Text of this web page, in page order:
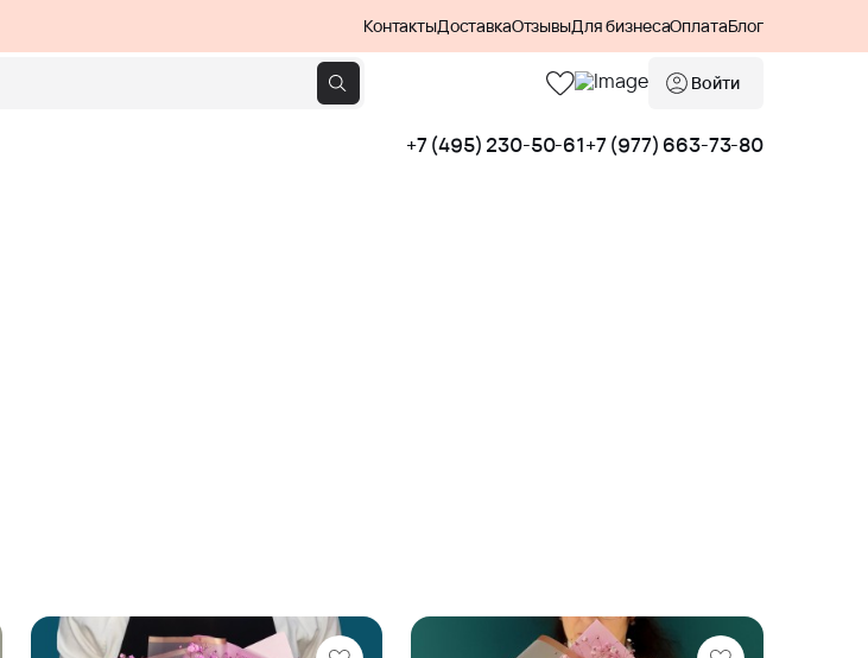
КонтактыДоставкаОтзывыДля бизнесаОплатаБлог
Войти
+7 (495) 230-50-61+7 (977) 663-73-80